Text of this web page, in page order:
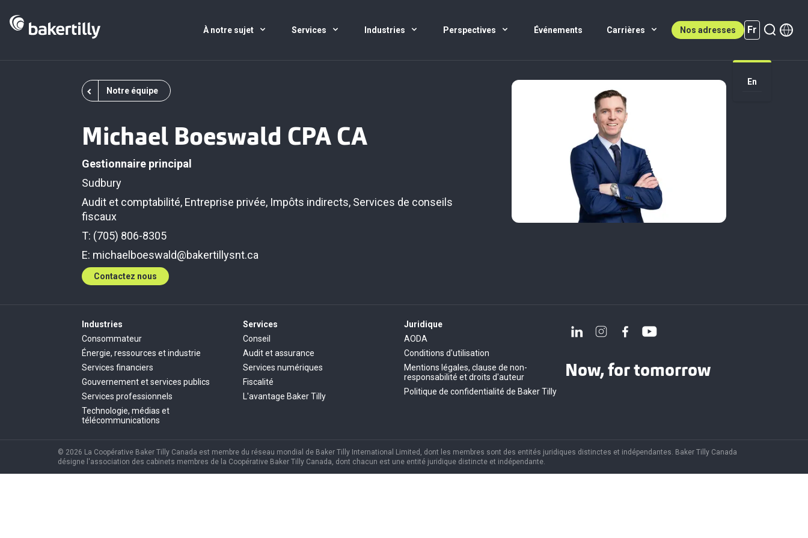
À notre sujet Services Industries Perspectives Événements Carrières Nos adresses Fr
En
Notre équipe
Michael Boeswald CPA CA
Gestionnaire principal
Sudbury
Audit et comptabilité, Entreprise privée, Impôts indirects, Services de conseils
fiscaux
T: (705) 806-8305
E: michaelboeswald@bakertillysnt.ca
Contactez nous
Industries
Consommateur
Énergie, ressources et industrie
Services financiers
Gouvernement et services publics
Services professionnels
Technologie, médias et
télécommunications
Services
Conseil
Audit et assurance
Services numériques
Fiscalité
L'avantage Baker Tilly
Juridique
AODA
Conditions d'utilisation
Mentions légales, clause de non-
responsabilité et droits d'auteur
Politique de confidentialité de Baker Tilly
Now, for tomorrow
© 2026 La Coopérative Baker Tilly Canada est membre du réseau mondial de Baker Tilly International Limited, dont les membres sont des entités juridiques distinctes et indépendantes. Baker Tilly Canada
désigne l'association des cabinets membres de la Coopérative Baker Tilly Canada, dont chacun est une entité juridique distincte et indépendante.